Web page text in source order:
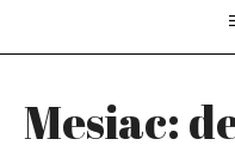
Mesiac: